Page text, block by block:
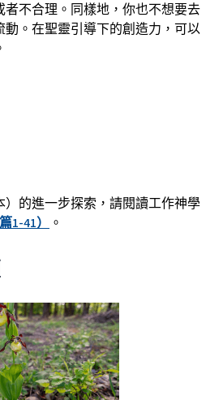
不合理。同樣地，你也不想要去
動。在聖靈引導下的創造力，可以
）的進一步探索，請閱讀工作神學
1-41） 。